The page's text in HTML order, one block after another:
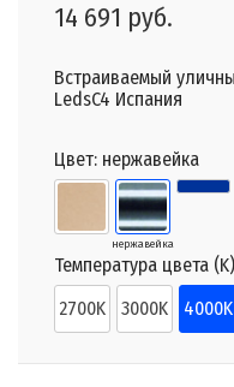
14 691 руб.
Встраиваемый
LedsC4 Испания
Цвет: нержавейка
нержавейка
Температура цвета
2700K
3000K 4000K